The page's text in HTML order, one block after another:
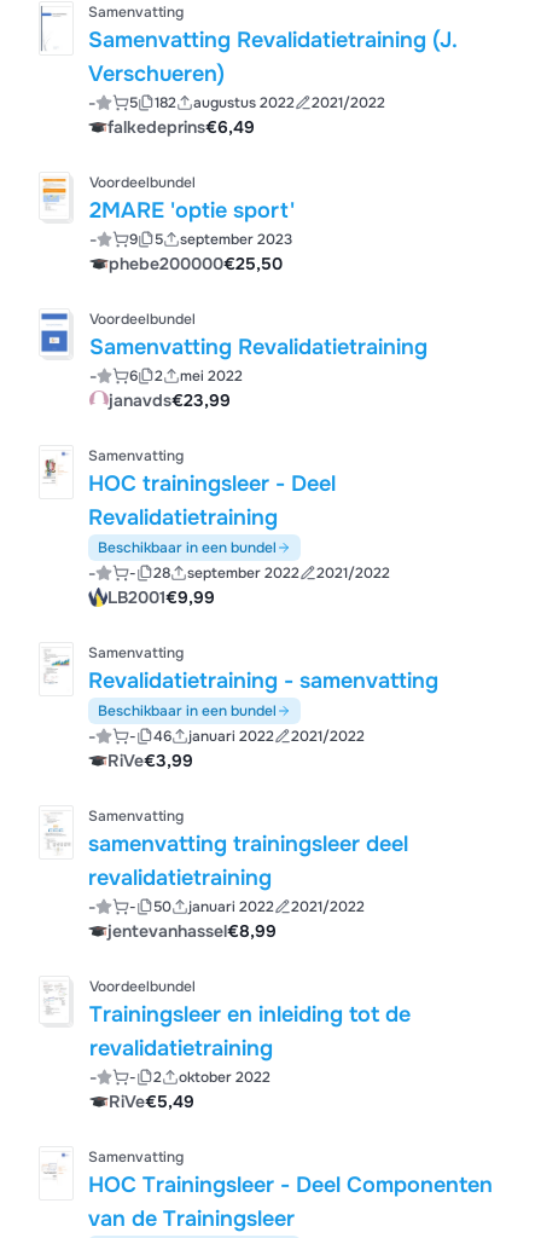
Samenvatting
Samenvatting Revalidatietraining (J.
Verschueren)
- 5 182 augustus 2022 2021/2022
falkedeprins€6,49
Voordeelbundel
2MARE 'optie sport'
- 9 5 september 2023
phebe200000€25,50
Voordeelbundel
Samenvatting Revalidatietraining
- 6 2 mei 2022
janavds€23,99
Samenvatting
HOC trainingsleer - Deel
Revalidatietraining
Beschikbaar in een bundel
- - 28 september 2022 2021/2022
LB2001€9,99
Samenvatting
Revalidatietraining - samenvatting
Beschikbaar in een bundel
- - 46 januari 2022 2021/2022
RiVe€3,99
Samenvatting
samenvatting trainingsleer deel
revalidatietraining
- - 50 januari 2022 2021/2022
jentevanhassel€8,99
Voordeelbundel
Trainingsleer en inleiding tot de
revalidatietraining
- - 2 oktober 2022
RiVe€5,49
Samenvatting
HOC Trainingsleer - Deel Componenten
van de Trainingsleer